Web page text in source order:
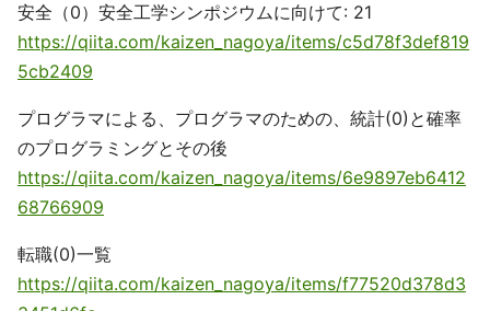
安全（0）安全工学シンポジウムに向けて: 21
https://qiita.com/kaizen_nagoya/items/c5d78f3def819
5cb2409
プログラマによる、プログラマのための、統計(0)と確率
のプログラミングとその後
https://qiita.com/kaizen_nagoya/items/6e9897eb6412
68766909
転職(0)一覧
https://qiita.com/kaizen_nagoya/items/f77520d378d3